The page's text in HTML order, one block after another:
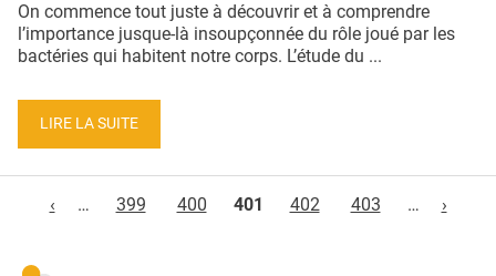
On commence tout juste à découvrir et à comprendre
l’importance jusque-là insoupçonnée du rôle joué par les
bactéries qui habitent notre corps. L’étude du ...
LIRE LA SUITE
‹
… 399 400 401 402 403 … ›